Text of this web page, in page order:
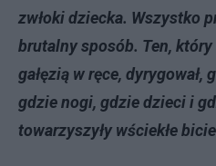
zwłoki dziecka. Wszystko
brutalny sposób. Ten, który
gałęzią w ręce, dyrygował,
gdzie nogi, gdzie dzieci i
towarzyszyły wściekłe